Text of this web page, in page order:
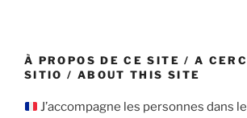
À PROPOS DE CE SITE / A
SITIO / ABOUT THIS SITE
J’accompagne les personnes dans